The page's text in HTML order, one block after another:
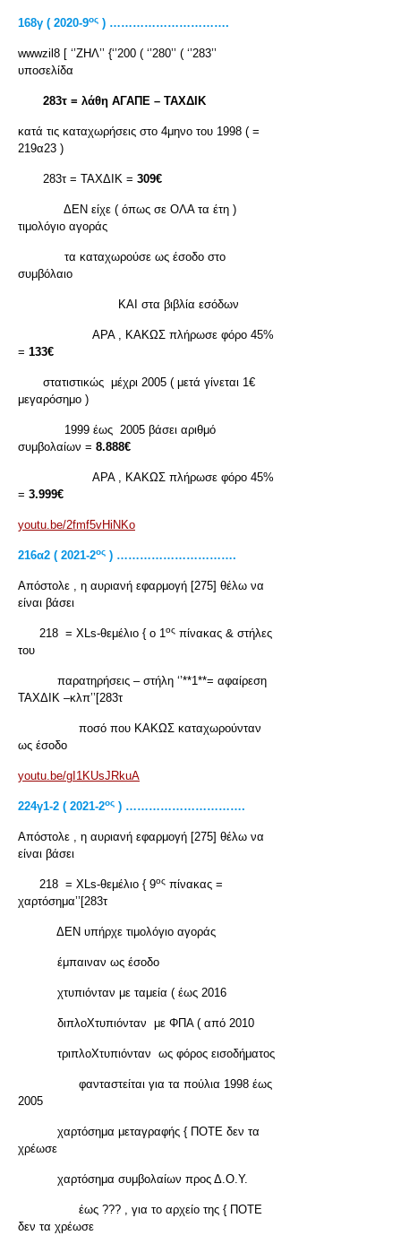
168γ ( 2020-9ος ) ………………………….
wwwzil8 [ ‘’ΖΗΛ’’ {‘’200 ( ‘’280’’ ( ‘’283’’
υποσελίδα
283τ = λάθη ΑΓΑΠΕ – ΤΑΧΔΙΚ
κατά τις καταχωρήσεις στο 4μηνο του 1998 ( =
219α23 )
283τ = ΤΑΧΔΙΚ = 309€
ΔΕΝ είχε ( όπως σε ΟΛΑ τα έτη )
τιμολόγιο αγοράς
τα καταχωρούσε ως έσοδο στο
συμβόλαιο
ΚΑΙ στα βιβλία εσόδων
ΑΡΑ , ΚΑΚΩΣ πλήρωσε φόρο 45%
= 133€
στατιστικώς μέχρι 2005 ( μετά γίνεται 1€
μεγαρόσημο )
1999 έως 2005 βάσει αριθμό
συμβολαίων = 8.888€
ΑΡΑ , ΚΑΚΩΣ πλήρωσε φόρο 45%
= 3.999€
youtu.be/2fmf5vHiNKo
216α2 ( 2021-2ος ) ………………………….
Απόστολε , η αυριανή εφαρμογή [275] θέλω να
είναι βάσει
218 = XLs-θεμέλιο { ο 1ος πίνακας & στήλες
του
παρατηρήσεις – στήλη ‘’**1**= αφαίρεση
ΤΑΧΔΙΚ –κλπ’’[283τ
ποσό που ΚΑΚΩΣ καταχωρούνταν
ως έσοδο
youtu.be/gI1KUsJRkuA
224γ1-2 ( 2021-2ος ) ………………………….
Απόστολε , η αυριανή εφαρμογή [275] θέλω να
είναι βάσει
218 = XLs-θεμέλιο { 9ος πίνακας =
χαρτόσημα’’[283τ
ΔΕΝ υπήρχε τιμολόγιο αγοράς
έμπαιναν ως έσοδο
χτυπιόνταν με ταμεία ( έως 2016
διπλοΧτυπιόνταν με ΦΠΑ ( από 2010
τριπλοΧτυπιόνταν ως φόρος εισοδήματος
φανταστείται για τα πούλια 1998 έως
2005
χαρτόσημα μεταγραφής { ΠΟΤΕ δεν τα
χρέωσε
χαρτόσημα συμβολαίων προς Δ.Ο.Υ.
έως ??? , για το αρχείο της { ΠΟΤΕ
δεν τα χρέωσε